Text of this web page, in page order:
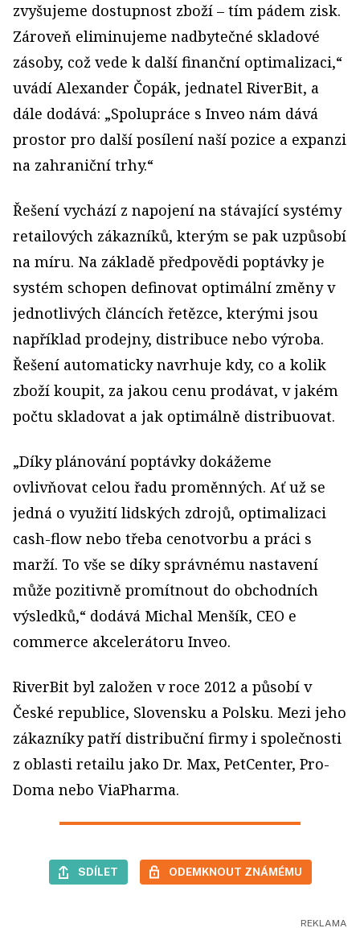
zvyšujeme dostupnost zboží – tím pádem zisk.
Zároveň eliminujeme nadbytečné skladové
zásoby, což vede k další finanční optimalizaci,“
uvádí Alexander Čopák, jednatel RiverBit, a
dále dodává: „Spolupráce s Inveo nám dává
prostor pro další posílení naší pozice a expanzi
na zahraniční trhy.“
Řešení vychází z napojení na stávající systémy
retailových zákazníků, kterým se pak uzpůsobí
na míru. Na základě předpovědi poptávky je
systém schopen definovat optimální změny v
jednotlivých článcích řetězce, kterými jsou
například prodejny, distribuce nebo výroba.
Řešení automaticky navrhuje kdy, co a kolik
zboží koupit, za jakou cenu prodávat, v jakém
počtu skladovat a jak optimálně distribuovat.
„Díky plánování poptávky dokážeme
ovlivňovat celou řadu proměnných. Ať už se
jedná o využití lidských zdrojů, optimalizaci
cash-flow nebo třeba cenotvorbu a práci s
marží. To vše se díky správnému nastavení
může pozitivně promítnout do obchodních
výsledků,“ dodává Michal Menšík, CEO e
commerce akcelerátoru Inveo.
RiverBit byl založen v roce 2012 a působí v
České republice, Slovensku a Polsku. Mezi jeho
zákazníky patří distribuční firmy i společnosti
z oblasti retailu jako Dr. Max, PetCenter, Pro-
Doma nebo ViaPharma.
SDÍLET ODEMKNOUT ZNÁMÉMU